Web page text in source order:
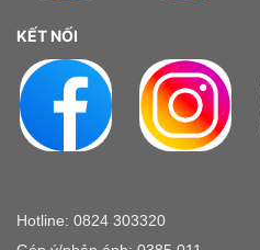
KẾT NỐI
Hotline: 0824 303320